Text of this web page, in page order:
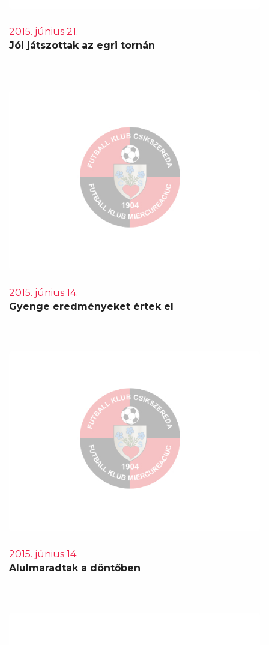
2015. június 21.
Jól játszottak az egri tornán
2015. június 14.
Gyenge eredményeket értek el
2015. június 14.
Alulmaradtak a döntőben